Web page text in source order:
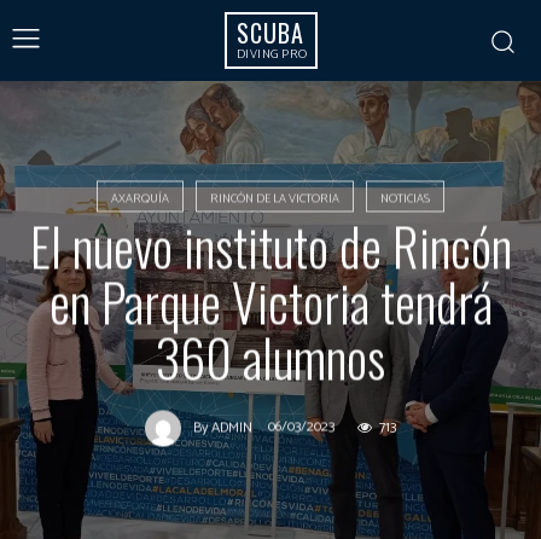
SCUBA
DIVING PRO
AXARQUÍA RINCÓN DE LA VICTORIA NOTICIAS
El nuevo instituto de Rincón
en Parque Victoria tendrá
360 alumnos
ByADMIN 06/03/2023 713